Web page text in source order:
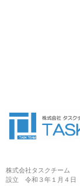
株式会社タスクチーム
設立 令和３年１月４日